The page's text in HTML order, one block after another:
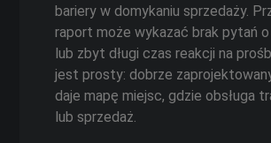
bariery w domykaniu sprzedaży.
raport może wykazać brak pytań
lub zbyt długi czas reakcji na
jest prosty: dobrze
daje mapę miejsc, gdzie obsługa
lub sprzedaż.